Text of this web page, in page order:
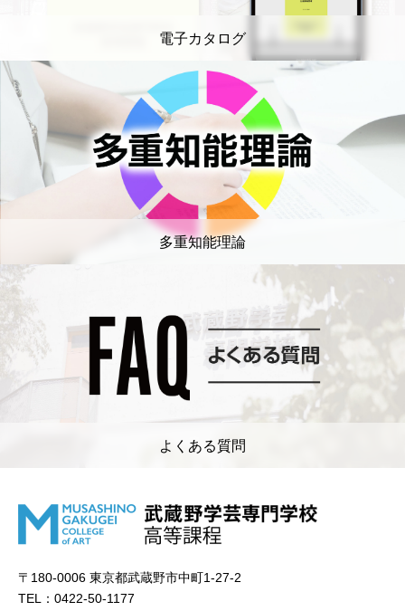
電子カタログ
多重知能理論
よくある質問
〒180-0006 東京都武蔵野市中町1-27-2
TEL：0422-50-1177